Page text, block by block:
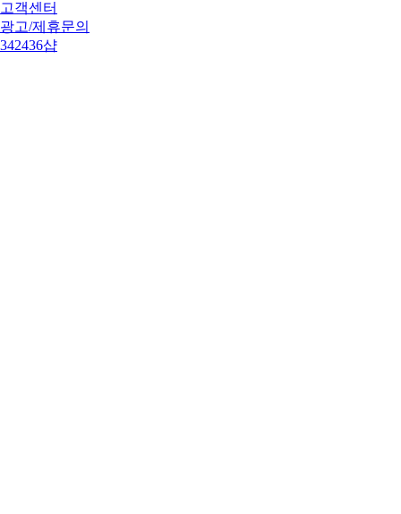
고객센터
광고/제휴문의
342436샵